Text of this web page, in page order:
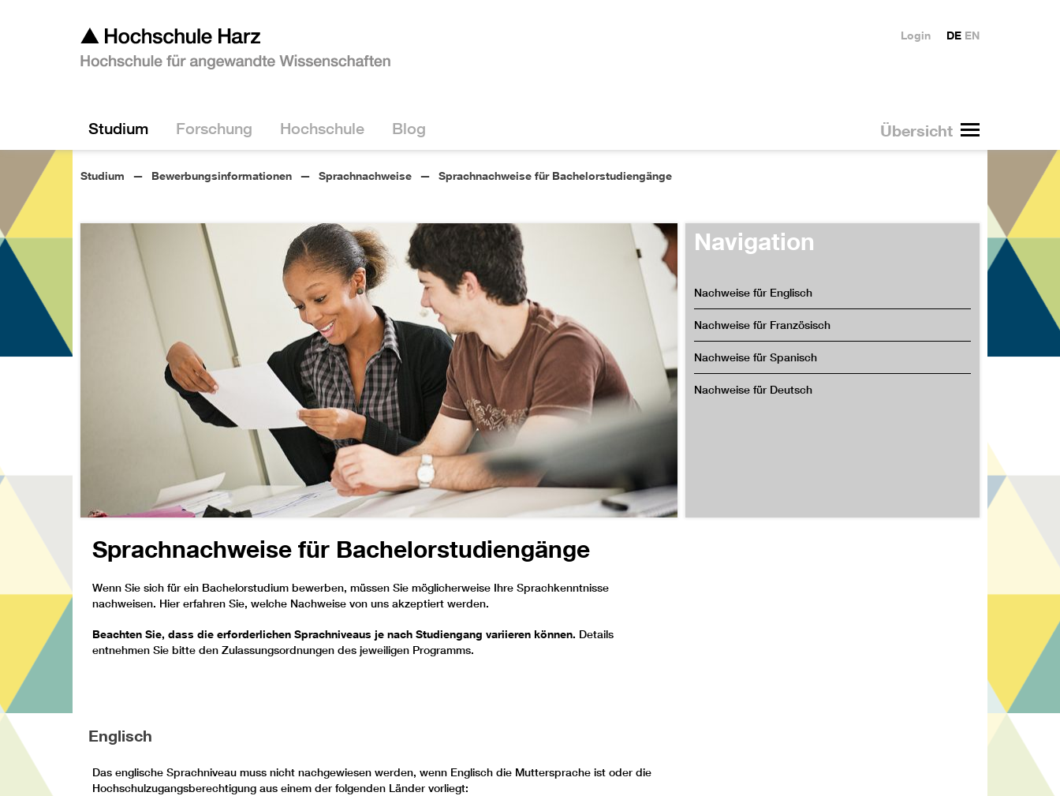
Übersicht
Studium Forschung Hochschule Blog
DE EN
Login
Studium Bewerbungsinformationen Sprachnachweise Sprachnachweise für Bachelorstudiengänge
Navigation
Nachweise für Englisch
Nachweise für Französisch
Nachweise für Spanisch
Nachweise für Deutsch
Sprachnachweise für Bachelorstudiengänge
Wenn Sie sich für ein Bachelorstudium bewerben, müssen Sie möglicherweise Ihre Sprachkenntnisse
nachweisen. Hier erfahren Sie, welche Nachweise von uns akzeptiert werden.
Beachten Sie, dass die erforderlichen Sprachniveaus je nach Studiengang variieren können. Details
entnehmen Sie bitte den Zulassungsordnungen des jeweiligen Programms.
Englisch
Das englische Sprachniveau muss nicht nachgewiesen werden, wenn Englisch die Muttersprache ist oder die
Hochschulzugangsberechtigung aus einem der folgenden Länder vorliegt: